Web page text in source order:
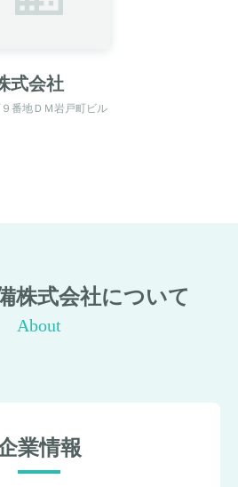
式会社
番地ＤＭ岩戸町ビル
株式会社について
About
業情報